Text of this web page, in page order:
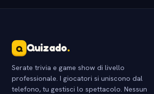
Q Quizado.
Serate trivia e game show di livello
professionale. I giocatori si uniscono dal
telefono, tu gestisci lo spettacolo. Nessun